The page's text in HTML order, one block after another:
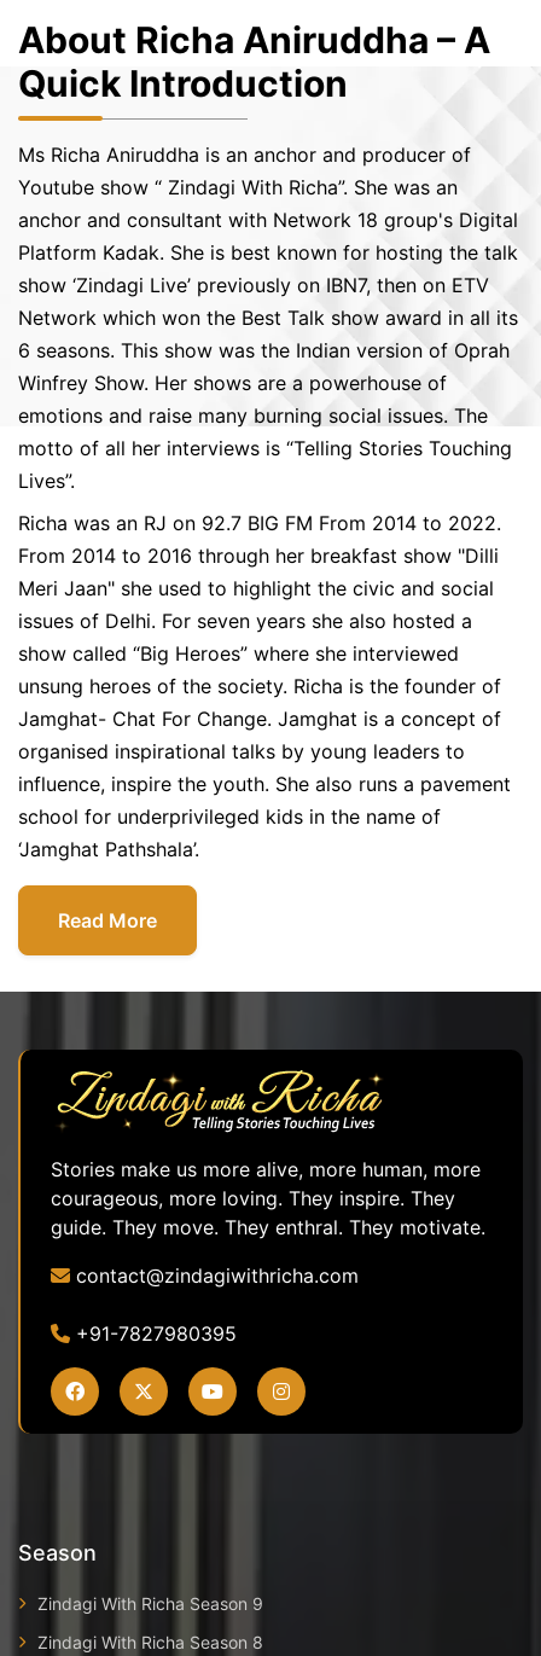
About Richa Aniruddha – A
Quick Introduction
Ms Richa Aniruddha is an anchor and producer of
Youtube show “ Zindagi With Richa”. She was an
anchor and consultant with Network 18 group's Digital
Platform Kadak. She is best known for hosting the talk
show ‘Zindagi Live’ previously on IBN7, then on ETV
Network which won the Best Talk show award in all its
6 seasons. This show was the Indian version of Oprah
Winfrey Show. Her shows are a powerhouse of
emotions and raise many burning social issues. The
motto of all her interviews is “Telling Stories Touching
Lives”.
Richa was an RJ on 92.7 BIG FM From 2014 to 2022.
From 2014 to 2016 through her breakfast show "Dilli
Meri Jaan" she used to highlight the civic and social
issues of Delhi. For seven years she also hosted a
show called “Big Heroes” where she interviewed
unsung heroes of the society. Richa is the founder of
Jamghat- Chat For Change. Jamghat is a concept of
organised inspirational talks by young leaders to
influence, inspire the youth. She also runs a pavement
school for underprivileged kids in the name of
‘Jamghat Pathshala’.
Read More
Stories make us more alive, more human, more
courageous, more loving. They inspire. They
guide. They move. They enthral. They motivate.
contact@zindagiwithricha.com
+91-7827980395
Season
Zindagi With Richa Season 9
Zindagi With Richa Season 8